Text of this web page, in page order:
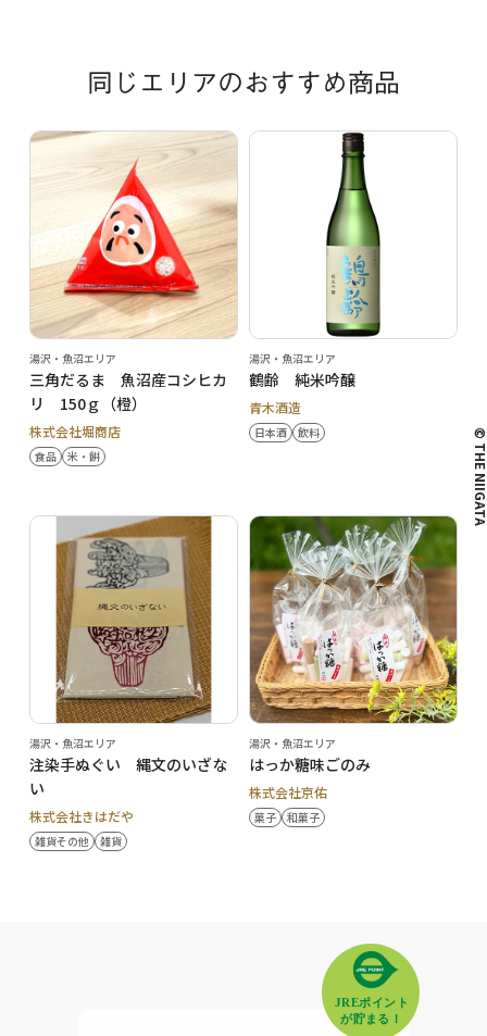
同じエリアのおすすめ商品
湯沢・魚沼エリア
三角だるま 魚沼産コシヒカ
リ 150ｇ（橙）
株式会社堀商店
食品 米・餅
湯沢・魚沼エリア
鶴齢 純米吟醸
青木酒造
日本酒 飲料
湯沢・魚沼エリア
注染手ぬぐい 縄文のいざな
い
株式会社きはだや
雑貨その他 雑貨
湯沢・魚沼エリア
はっか糖味ごのみ
株式会社京佑
菓子 和菓子
© THE